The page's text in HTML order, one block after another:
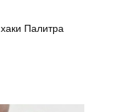
Палитра